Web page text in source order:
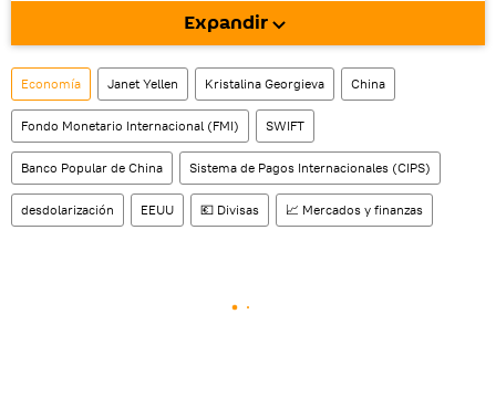
móvil (¡solo para Android!).
También tenemos una cuenta en la red
social rusa VK .
Expandir
Economía Janet Yellen Kristalina Georgieva China
Fondo Monetario Internacional (FMI) SWIFT
Banco Popular de China Sistema de Pagos Internacionales (CIPS)
desdolarización EEUU 💶 Divisas 📈 Mercados y finanzas